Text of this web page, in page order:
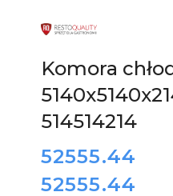
LOGO
PRODUCENTA
URZĄDZEŃ
DLA
GASTRONOMII
RESTO
QUALITY
Komora
514514214
cena:
52555.44
Cena:
52555.44